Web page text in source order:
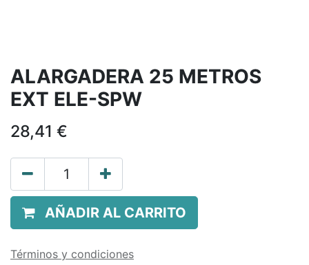
ALARGADERA 25 METROS
EXT ELE-SPW
28,41 €
AÑADIR AL CARRITO
Términos y condiciones